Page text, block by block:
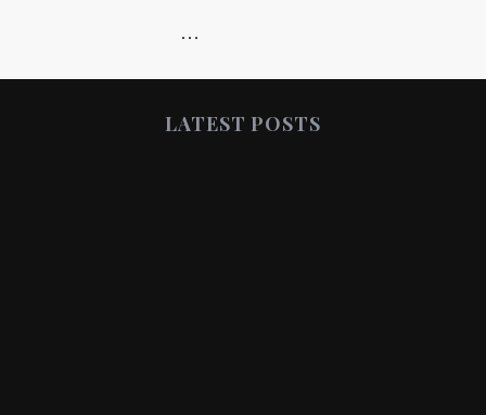
…
LATEST POSTS